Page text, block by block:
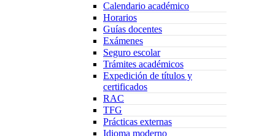
Calendario académico
Horarios
Guías docentes
Exámenes
Seguro escolar
Trámites académicos
Expedición de títulos y
certificados
RAC
TFG
Prácticas externas
Idioma moderno